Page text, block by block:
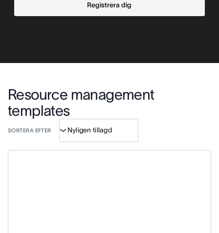
Registrera dig
Resource management
templates
SORTERA EFTER